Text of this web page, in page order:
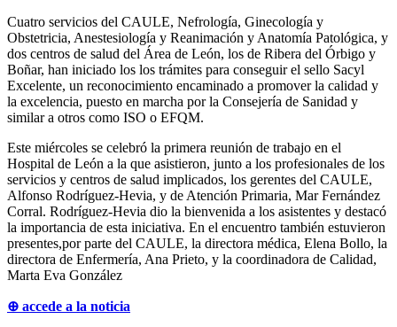
Cuatro servicios del CAULE, Nefrología, Ginecología y
Obstetricia, Anestesiología y Reanimación y Anatomía Patológica, y
dos centros de salud del Área de León, los de Ribera del Órbigo y
Boñar, han iniciado los los trámites para conseguir el sello Sacyl
Excelente, un reconocimiento encaminado a promover la calidad y
la excelencia, puesto en marcha por la Consejería de Sanidad y
similar a otros como ISO o EFQM.
Este miércoles se celebró la primera reunión de trabajo en el
Hospital de León a la que asistieron, junto a los profesionales de los
servicios y centros de salud implicados, los gerentes del CAULE,
Alfonso Rodríguez-Hevia, y de Atención Primaria, Mar Fernández
Corral. Rodríguez-Hevia dio la bienvenida a los asistentes y destacó
la importancia de esta iniciativa. En el encuentro también estuvieron
presentes,por parte del CAULE, la directora médica, Elena Bollo, la
directora de Enfermería, Ana Prieto, y la coordinadora de Calidad,
Marta Eva González
⊕ accede a la noticia